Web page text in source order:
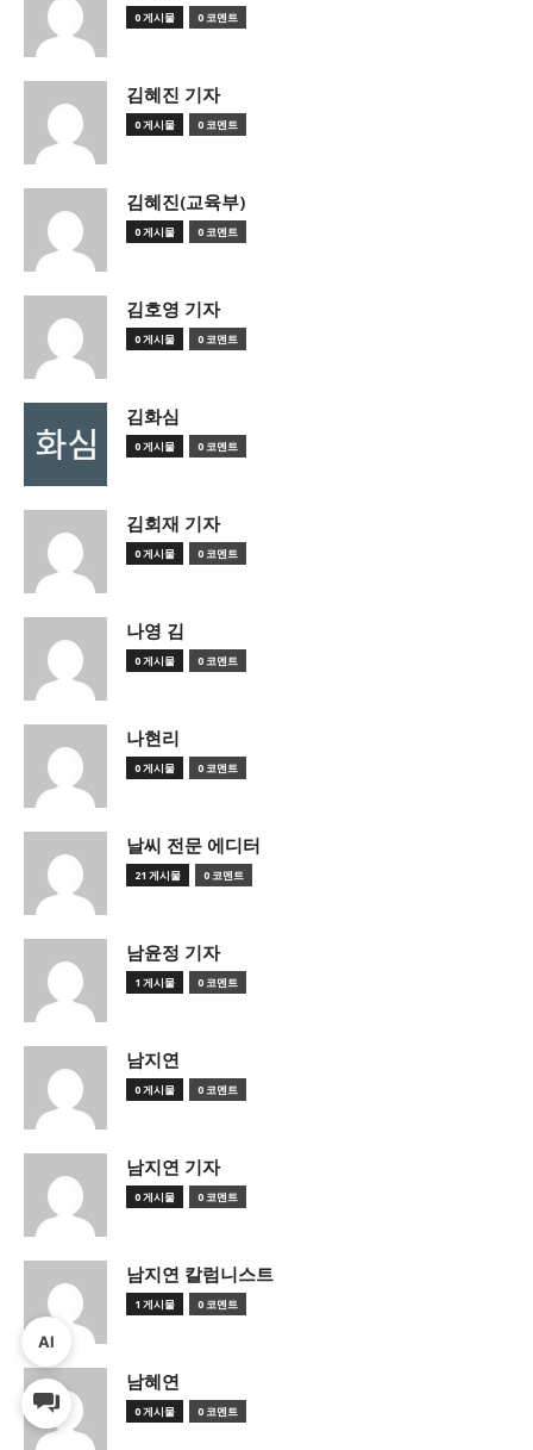
0 게시물 0 코멘트
김혜진 기자
0 게시물 0 코멘트
김혜진(교육부)
0 게시물 0 코멘트
김호영 기자
0 게시물 0 코멘트
김화심
0 게시물 0 코멘트
김회재 기자
0 게시물 0 코멘트
나영 김
0 게시물 0 코멘트
나현리
0 게시물 0 코멘트
날씨 전문 에디터
21 게시물 0 코멘트
남윤정 기자
1 게시물 0 코멘트
남지연
0 게시물 0 코멘트
남지연 기자
0 게시물 0 코멘트
남지연 칼럼니스트
1 게시물 0 코멘트
남혜연
0 게시물 0 코멘트
AI